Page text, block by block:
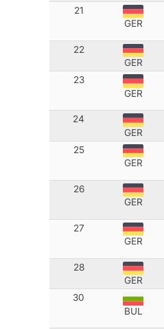
21
GER
22
GER
23
GER
24
GER
25
GER
26
GER
27
GER
28
GER
30
BUL